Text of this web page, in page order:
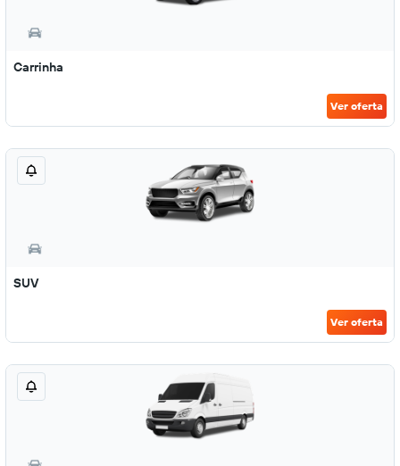
Carrinha
Ver oferta
SUV
Ver oferta